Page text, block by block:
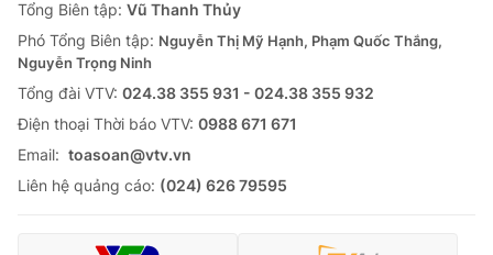
Tổng Biên tập: Vũ Thanh Thủy
Phó Tổng Biên tập: Nguyễn Thị Mỹ Hạnh, Phạm Quốc Thắng,
Nguyễn Trọng Ninh
Tổng đài VTV: 024.38 355 931 - 024.38 355 932
Ðiện thoại Thời báo VTV: 0988 671 671
Email: toasoan@vtv.vn
Liên hệ quảng cáo: (024) 626 79595